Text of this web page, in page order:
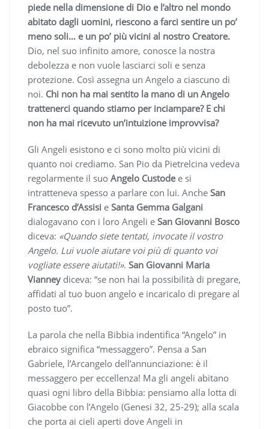
piede nella dimensione di Dio e l’altro nel mondo
abitato dagli uomini, riescono a farci sentire un po’
meno soli… e un po’ più vicini al nostro Creatore.
Dio, nel suo infinito amore, conosce la nostra
debolezza e non vuole lasciarci soli e senza
protezione. Così assegna un Angelo a ciascuno di
noi. Chi non ha mai sentito la mano di un Angelo
trattenerci quando stiamo per inciampare? E chi
non ha mai ricevuto un’intuizione improvvisa?
Gli Angeli esistono e ci sono molto più vicini di
quanto noi crediamo. San Pio da Pietrelcina vedeva
regolarmente il suo Angelo Custodee si
intratteneva spesso a parlare con lui. Anche San
Francesco d’Assisi e Santa Gemma Galgani
dialogavano con i loro Angeli e San Giovanni Bosco
diceva: «Quando siete tentati, invocate il vostro
Angelo. Lui vuole aiutare voi più di quanto voi
vogliate essere aiutati!». San Giovanni Maria
Vianney diceva: “se non hai la possibilità di pregare,
affidati al tuo buon angelo e incaricalo di pregare al
posto tuo”.
La parola che nella Bibbia indentifica “Angelo” in
ebraico significa “messaggero”. Pensa a San
Gabriele, l’Arcangelo dell’annunciazione: è il
messaggero per eccellenza! Ma gli angeli abitano
quasi ogni libro della Bibbia: pensiamo alla lotta di
Giacobbe con l’Angelo (Genesi 32, 25-29); alla scala
che porta ai cieli aperti dove Angeli in